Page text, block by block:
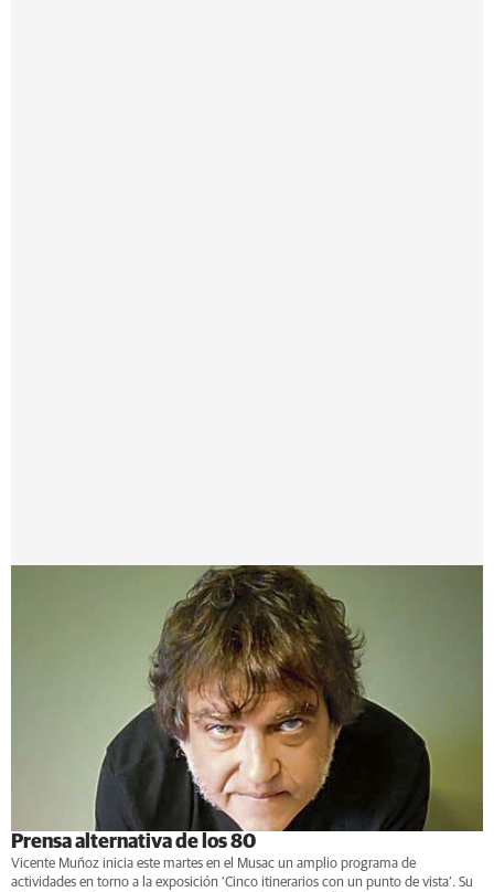
Prensa alternativa de los 80
Vicente Muñoz inicia este martes en el Musac un amplio programa de
actividades en torno a la exposición ‘Cinco itinerarios con un punto de vista’. Su